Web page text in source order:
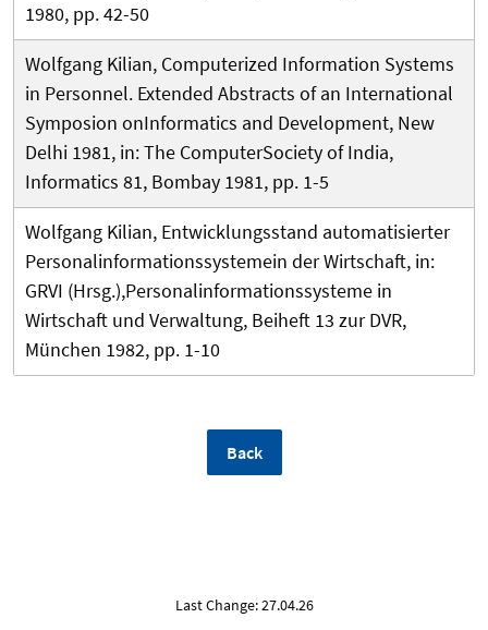
1980, pp. 42-50
Wolfgang Kilian, Computerized Information Systems
in Personnel. Extended Abstracts of an International
Symposion onInformatics and Development, New
Delhi 1981, in: The ComputerSociety of India,
Informatics 81, Bombay 1981, pp. 1-5
Wolfgang Kilian, Entwicklungsstand automatisierter
Personalinformationssystemein der Wirtschaft, in:
GRVI (Hrsg.),Personalinformationssysteme in
Wirtschaft und Verwaltung, Beiheft 13 zur DVR,
München 1982, pp. 1-10
Back
Last Change: 27.04.26